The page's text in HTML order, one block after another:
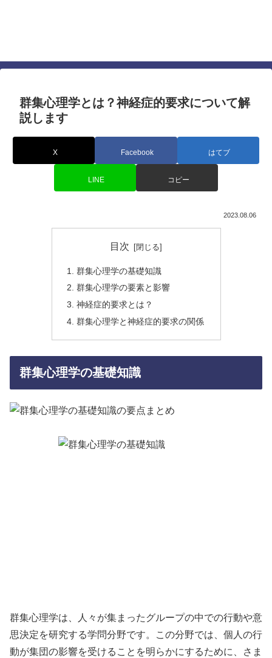
群集心理学とは？神経症的要求について解
説します
X Facebook はてブ
LINE コピー
2023.08.06
目次
群集心理学の基礎知識
群集心理学の要素と影響
神経症的要求とは？
群集心理学と神経症的要求の関係
群集心理学の基礎知識
群集心理学は、人々が集まったグループの中での行動や意
思決定を研究する学問分野です。この分野では、個人の行
動が集団の影響を受けることを明らかにするために、さま